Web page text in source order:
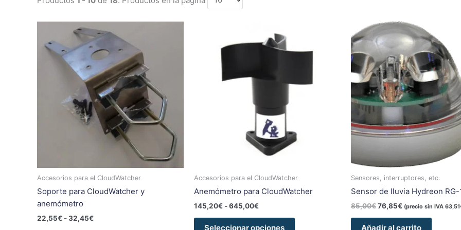
Accesorios para el CloudWatcher
Soporte para CloudWatcher y
anemómetro
22,55€ -32,45€
de
precios:
desde
22,55€
hasta
32,45€
tiene
múltiples
variantes.
Las
opciones
se
pueden
en
la
página
Accesorios para el CloudWatcher
Anemómetro para CloudWatcher
145,20€ -645,00€
precios:
desde
645,00€
Seleccionar opciones
tiene
elegir
página
de
Sensores, interruptores, etc.
Sensor de lluvia Hydreon RG-
85,00€
El
precio
original
era:
85,00€.
76,85€
El
precio
actual
es:
76,85€.
(precio sin IVA 63,51
Añadir al carrito